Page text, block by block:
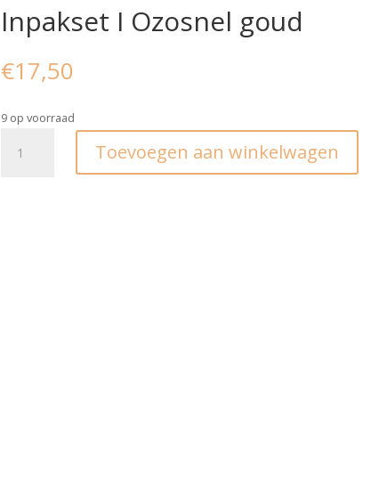
Inpakset I Ozosnel goud
€17,50
9 op voorraad
Toevoegen aan winkelwagen